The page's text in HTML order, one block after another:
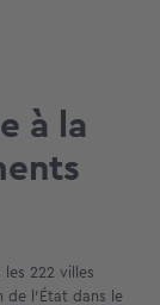
à la
222 villes
l’État dans le